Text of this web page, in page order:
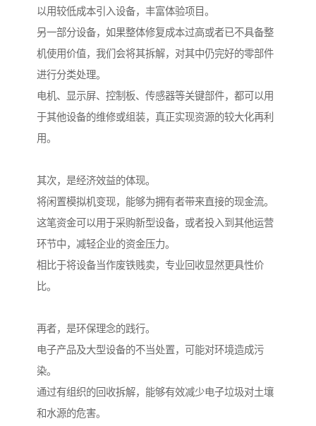
以用较低成本引入设备，丰富体验项目。
另一部分设备，如果整体修复成本过高或者已不具备整
机使用价值，我们会将其拆解，对其中仍完好的零部件
进行分类处理。
电机、显示屏、控制板、传感器等关键部件，都可以用
于其他设备的维修或组装，真正实现资源的较大化再利
用。
其次，是经济效益的体现。
将闲置模拟机变现，能够为拥有者带来直接的现金流。
这笔资金可以用于采购新型设备，或者投入到其他运营
环节中，减轻企业的资金压力。
相比于将设备当作废铁贱卖，专业回收显然更具性价
比。
再者，是环保理念的践行。
电子产品及大型设备的不当处置，可能对环境造成污
染。
通过有组织的回收拆解，能够有效减少电子垃圾对土壤
和水源的危害。